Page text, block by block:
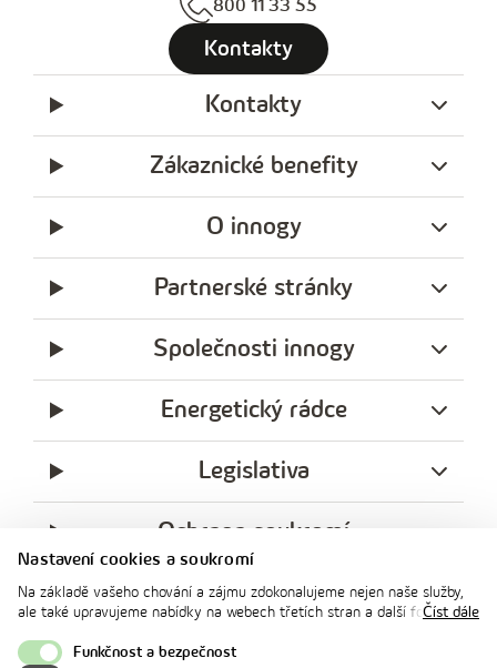
Nastavení cookies a soukromí
Na základě vašeho chování a zájmu zdokonalujeme nejen naše služby,
ale také upravujeme nabídky na webech třetích stran a další formy
souhlasu. Svoje nastavení můžete kdykoliv změnit v zápatí stránky v
Číst dále
Funkčnost a bezpečnost
800 11 33 55
Kontakty
Kontakty
Zákaznické benefity
O innogy
Partnerské stránky
Společnosti innogy
Energetický rádce
Legislativa
Ochrana soukromí
messengerfacebook
x
innogy
instagramyoutubeLinkedin
innogy Premium